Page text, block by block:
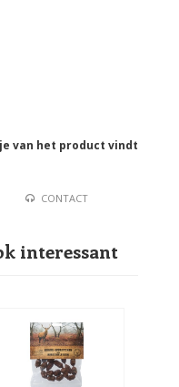
van het product vindt
CONTACT
interessant